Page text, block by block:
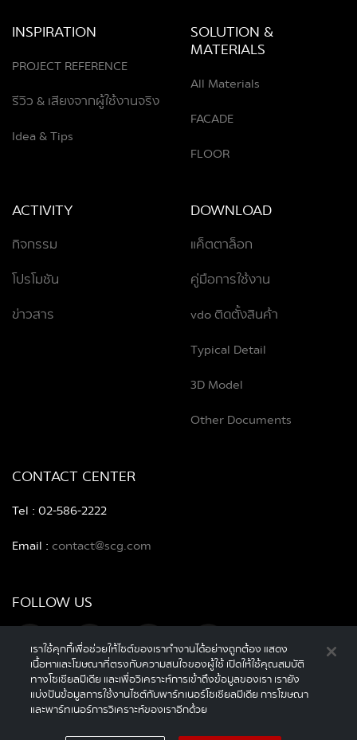
INSPIRATION
PROJECT REFERENCE
รีวิว & เสียงจากผู้ใช้งานจริง
Idea & Tips
SOLUTION &
MATERIALS
All Materials
FACADE
FLOOR
ACTIVITY
กิจกรรม
โปรโมชัน
ข่าวสาร
DOWNLOAD
แค็ตตาล็อก
คู่มือการใช้งาน
vdo ติดตั้งสินค้า
Typical Detail
3D Model
Other Documents
CONTACT CENTER
Tel : 02-586-2222
Email :contact@scg.com
FOLLOW US
เราใช้คุกกี้เพื่อช่วยให้ไซต์ของเราทำงานได้อย่างถูกต้อง แสดง
เนื้อหาและโฆษณาที่ตรงกับความสนใจของผู้ใช้ เปิดให้ใช้คุณสมบัติ
ทางโซเชียลมีเดีย และเพื่อวิเคราะห์การเข้าถึงข้อมูลของเรา เรายัง
แบ่งปันข้อมูลการใช้งานไซต์กับพาร์ทเนอร์โซเชียลมีเดีย การโฆษณา
และพาร์ทเนอร์การวิเคราะห์ของเราอีกด้วย